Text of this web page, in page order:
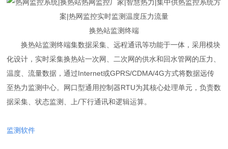
换热站监测终端
换热站监测终端集数据采集、远程通讯等功能于一体，采用模块
化设计，实时采集换热站一次网、二次网的供水和回水管网的压力、
温度、流量数据，通过Internet或GPRS/CDMA/4G方式将数据远传
至热力监测中心。网口型通用控制器RTU为其核心处理单元，负责数
据采集、状态监测、上/下行通讯和逻辑运算。
监测软件